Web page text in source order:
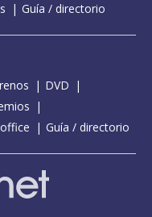
Guía / directorio
DVD
Guía / directorio